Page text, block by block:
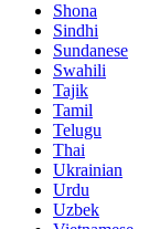
Shona
Sindhi
Sundanese
Swahili
Tajik
Tamil
Telugu
Thai
Ukrainian
Urdu
Uzbek